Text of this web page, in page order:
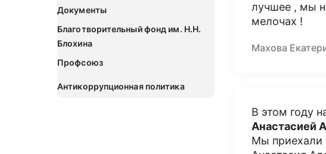
Документы
Благотворительный фонд им. Н.Н.
Блохина
Профсоюз
Антикоррупционная политика
лучшее , мы
мелочах !
Махова
В этом году
Анастасией
Мы приехали